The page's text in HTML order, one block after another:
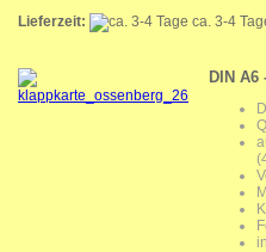
Lieferzeit: ca. 3-4
DIN